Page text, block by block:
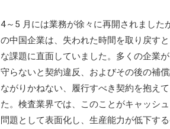
4～5 月には業務が徐々に再開されました
の中国企業は、失われた時間を取り戻す
な課題に直面していました。多くの企業
守らないと契約違反、およびその後の補
ながりかねない、履行すべき契約を抱え
た。検査業界では、このことがキャッシ
問題として表面化し、生産能力が低下す